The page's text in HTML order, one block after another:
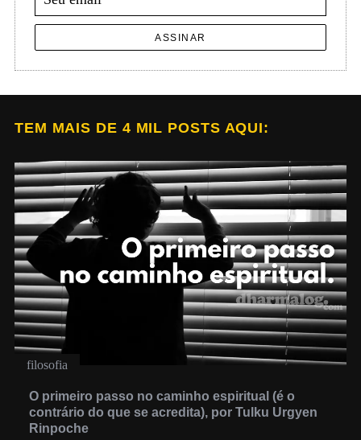
ASSINAR
TEM MAIS DE 4 MIL POSTS AQUI:
filosofia
O primeiro passo no caminho espiritual (é o
contrário do que se acredita), por Tulku Urgyen
Rinpoche